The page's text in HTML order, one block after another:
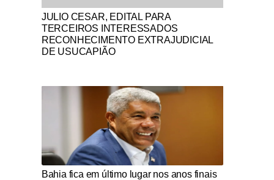
Notícias Católicas
JULIO CESAR, EDITAL PARA
TERCEIROS INTERESSADOS
RECONHECIMENTO EXTRAJUDICIAL
DE USUCAPIÃO
Notícias Católicas
Bahia fica em último lugar nos anos finais